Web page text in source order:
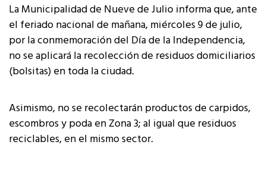
La Municipalidad de Nueve de Julio informa que, ante
el feriado nacional de mañana, miércoles 9 de julio,
por la conmemoración del Día de la Independencia,
no se aplicará la recolección de residuos domiciliarios
(bolsitas) en toda la ciudad.
Asimismo, no se recolectarán productos de carpidos,
escombros y poda en Zona 3; al igual que residuos
reciclables, en el mismo sector.